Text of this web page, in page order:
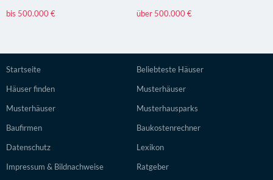
bis 500.000 €
über 500.000 €
Startseite
Häuser finden
Musterhäuser
Baufirmen
Datenschutz
Impressum & Bildnachweise
Beliebteste Häuser
Musterhäuser
Musterhausparks
Baukostenrechner
Lexikon
Ratgeber